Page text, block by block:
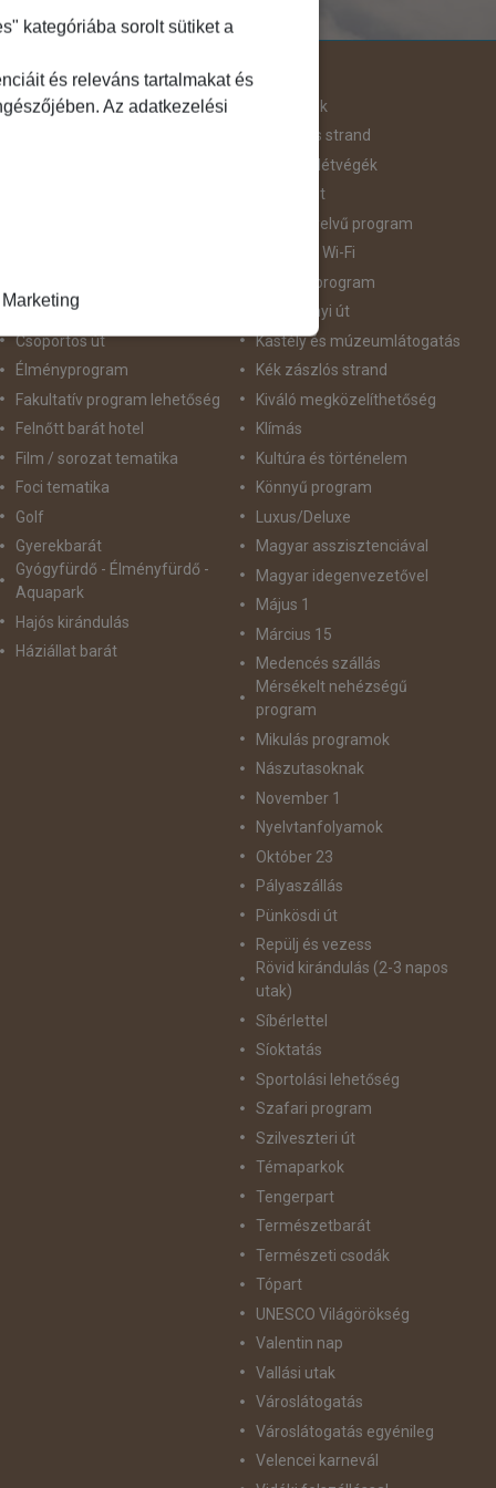
Útjellemző
Adventi út
Csillagtúra
Csoportos út
Élményprogram
Fakultatív program lehetőség
Felnőtt barát hotel
Film / sorozat tematika
Foci tematika
Golf
Gyerekbarát
Gyógyfürdő - Élményfürdő -
Aquapark
Hajós kirándulás
Háziállat barát
Hegyvidék
Homokos strand
Hosszú Hétvégék
Húsvéti út
idegennyelvű program
Ingyenes Wi-Fi
Intenzív program
Karácsonyi út
Kastély és múzeumlátogatás
Kék zászlós strand
Kiváló megközelíthetőség
Klímás
Kultúra és történelem
Könnyű program
Luxus/Deluxe
Magyar asszisztenciával
Magyar idegenvezetővel
Május 1
Március 15
Medencés szállás
Mérsékelt nehézségű
program
Mikulás programok
Nászutasoknak
November 1
Nyelvtanfolyamok
Október 23
Pályaszállás
Pünkösdi út
Repülj és vezess
Rövid kirándulás (2-3 napos
utak)
Síbérlettel
Síoktatás
Sportolási lehetőség
Szafari program
Szilveszteri út
Témaparkok
Tengerpart
Természetbarát
Természeti csodák
Tópart
UNESCO Világörökség
Valentin nap
Vallási utak
Városlátogatás
Városlátogatás egyénileg
Velencei karnevál
kategóriába sorolt sütiket a
és releváns tartalmakat és
Az adatkezelési
Marketing